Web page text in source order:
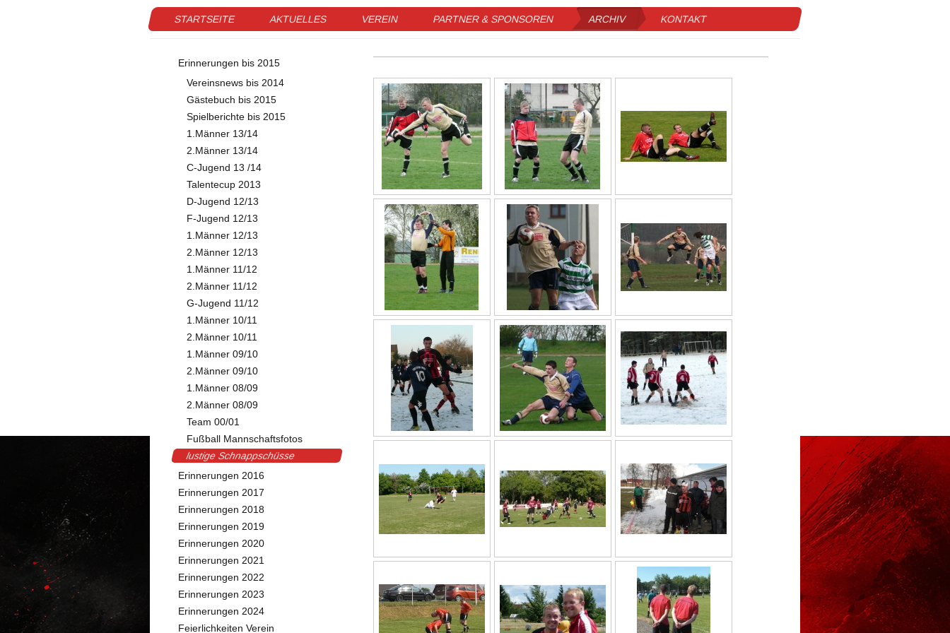
STARTSEITE AKTUELLES VEREIN PARTNER & SPONSOREN ARCHIV KONTAKT
Erinnerungen bis 2015
Vereinsnews bis 2014
Gästebuch bis 2015
Spielberichte bis 2015
1.Männer 13/14
2.Männer 13/14
C-Jugend 13 /14
Talentecup 2013
D-Jugend 12/13
F-Jugend 12/13
1.Männer 12/13
2.Männer 12/13
1.Männer 11/12
2.Männer 11/12
G-Jugend 11/12
1.Männer 10/11
2.Männer 10/11
1.Männer 09/10
2.Männer 09/10
1.Männer 08/09
2.Männer 08/09
Team 00/01
Fußball Mannschaftsfotos
lustige Schnappschüsse
Erinnerungen 2016
Erinnerungen 2017
Erinnerungen 2018
Erinnerungen 2019
Erinnerungen 2020
Erinnerungen 2021
Erinnerungen 2022
Erinnerungen 2023
Erinnerungen 2024
Feierlichkeiten Verein